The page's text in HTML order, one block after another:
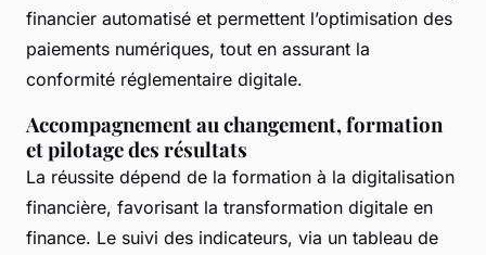
financier automatisé et permettent l’optimisation des
paiements numériques, tout en assurant la
conformité réglementaire digitale.
Accompagnement au changement, formation
et pilotage des résultats
La réussite dépend de la formation à la digitalisation
financière, favorisant la transformation digitale en
finance. Le suivi des indicateurs, via un tableau de